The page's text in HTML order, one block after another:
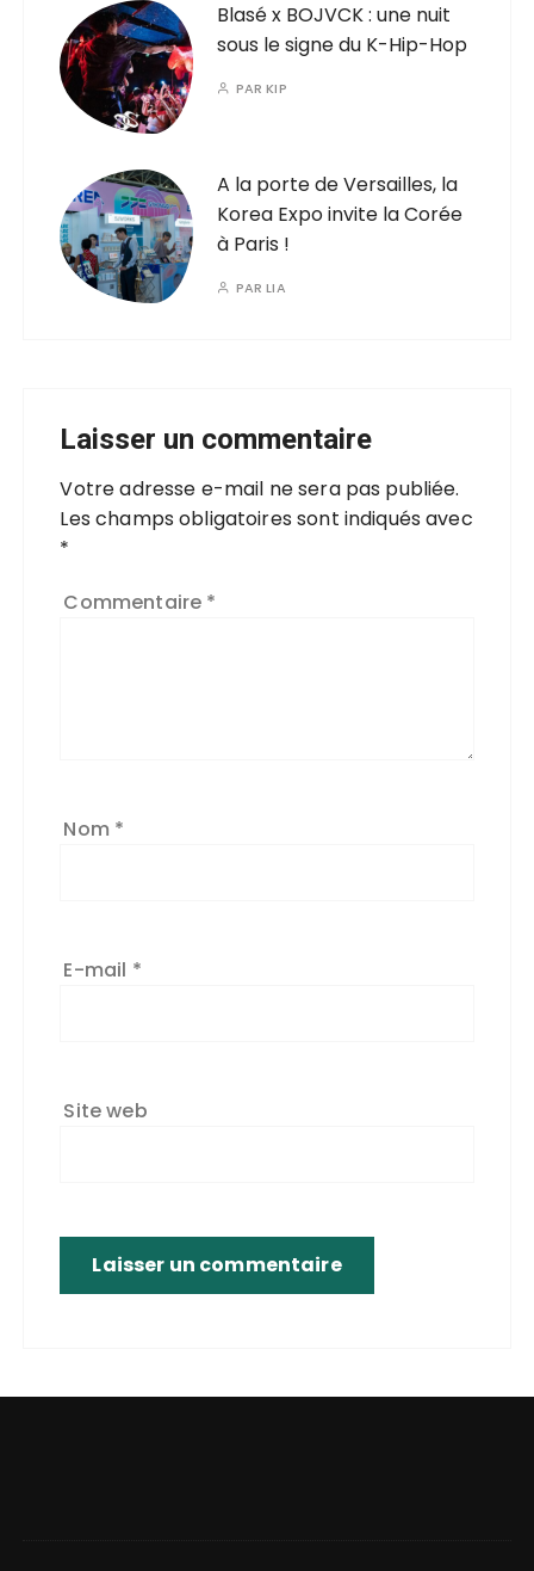
Blasé x BOJVCK : une nuit
sous le signe du K-Hip-Hop
PARKIP
A la porte de Versailles, la
Korea Expo invite la Corée
à Paris !
PARLIA
Laisser un commentaire
Votre adresse e-mail ne sera pas publiée.
Les champs obligatoires sont indiqués avec
*
Commentaire *
Nom *
E-mail *
Site web